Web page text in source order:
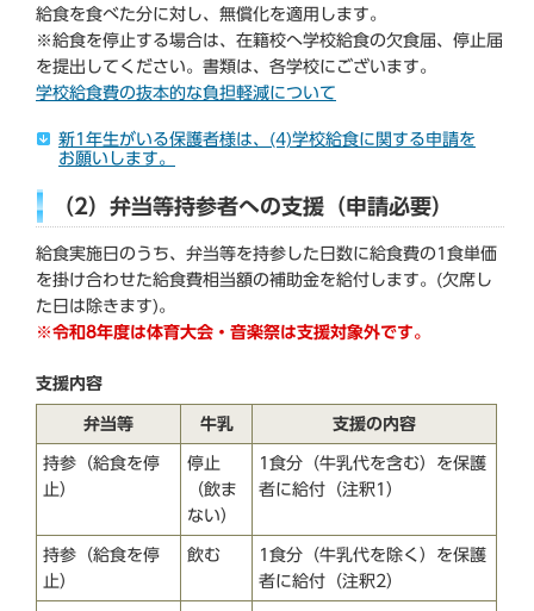
給食を食べた分に対し、無償化を適用します。
※給食を停止する場合は、在籍校へ学校給食の欠食届、停止届
を提出してください。書類は、各学校にございます。
学校給食費の抜本的な負担軽減について
新1年生がいる保護者様は、(4)学校給食に関する申請を
お願いします。
（2）弁当等持参者への支援（申請必要）
給食実施日のうち、弁当等を持参した日数に給食費の1食単価
を掛け合わせた給食費相当額の補助金を給付します。(欠席し
た日は除きます)。
※令和8年度は体育大会・音楽祭は支援対象外です。
支援内容
弁当等 牛乳 支援の内容
持参（給食を停
止）
停止
（飲ま
ない）
1食分（牛乳代を含む）を保護
者に給付（注釈1）
持参（給食を停
止）
飲む
1食分（牛乳代を除く）を保護
者に給付（注釈2）